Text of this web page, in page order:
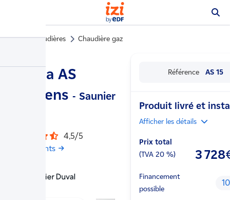
… Chaudières Chaudière gaz
Thema AS
Condens - Saunier
4,5/5
4 avis clients
Référence AS 15
Produit livré et
Afficherles détails
Prix total
(TVA 20%) 3 728
Financement
possible